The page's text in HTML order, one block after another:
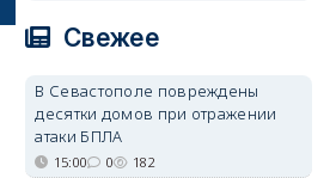
Свежее
В Севастополе повреждены
десятки домов при отражении
атаки БПЛА
15:00 0 182